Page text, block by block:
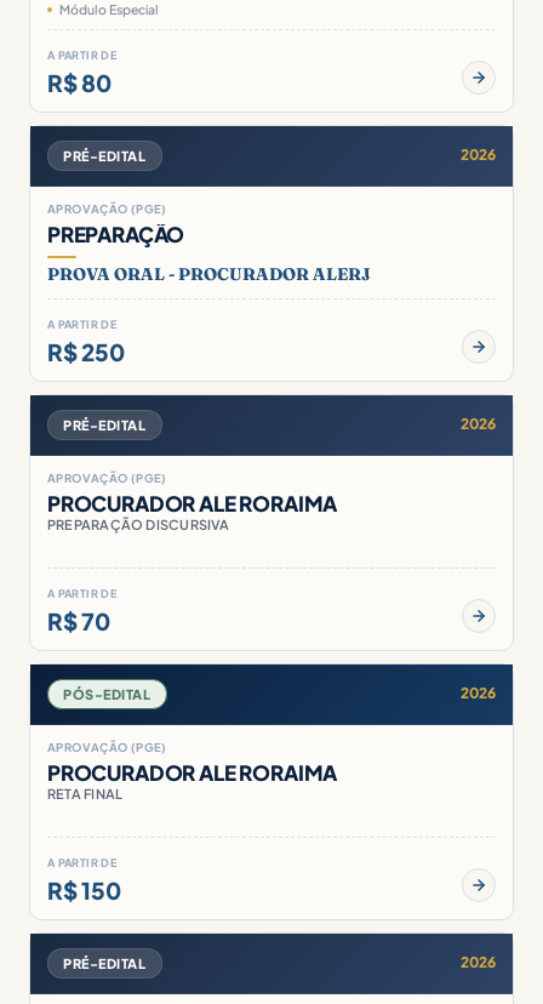
Módulo Especial
A PARTIR DE
R$ 80
PRÉ-EDITAL 2026
APROVAÇÃO (PGE)
PREPARAÇÃO
PROVA ORAL - PROCURADOR ALERJ
A PARTIR DE
R$ 250
PRÉ-EDITAL 2026
APROVAÇÃO (PGE)
PROCURADOR ALE RORAIMA
PREPARAÇÃO DISCURSIVA
A PARTIR DE
R$ 70
PÓS-EDITAL 2026
APROVAÇÃO (PGE)
PROCURADOR ALE RORAIMA
RETA FINAL
A PARTIR DE
R$ 150
PRÉ-EDITAL 2026